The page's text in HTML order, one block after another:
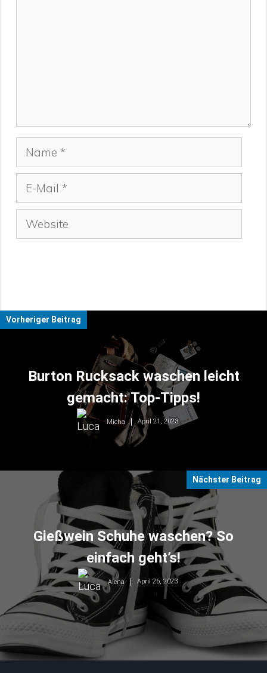
Vorheriger Beitrag
Burton Rucksack waschen leicht
gemacht: Top-Tipps!
Micha April 21, 2023
Nächster Beitrag
Gießwein Schuhe waschen? So
einfach geht’s!
Alena April 26, 2023